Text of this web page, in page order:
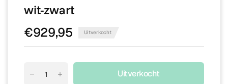
wit-zwart
€929,95 Uitverkocht
Uitverkocht